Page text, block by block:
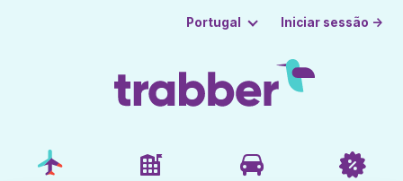
Portugal Iniciar sessão →